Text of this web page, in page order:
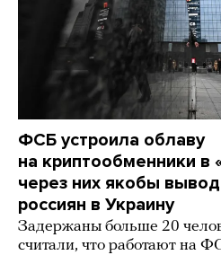
ФСБ устроила облаву
на криптообменники
через них якобы
россиян в Украину
Задержаны больше 20
считали, что работают на